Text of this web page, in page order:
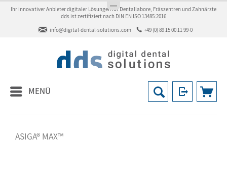
Ihr innovativer Anbieter digitaler Lösungen für Dentallabore, Fräszentren und Zahnärzte
dds ist zertifiziert nach DIN EN ISO 13485:2016
info@digital-dental-solutions.com
+49 (0) 89 15 00 11 99-0
MENÜ
ASIGA® MAX™